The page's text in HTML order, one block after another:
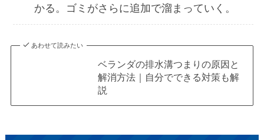
かる。ゴミがさらに追加で溜まっていく。
あわせて読みたい
ベランダの排水溝つまりの原因と
解消方法｜自分でできる対策も解
説